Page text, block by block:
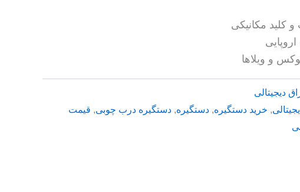
کلید مکانیکی
و ویلاها
دیجیتالی
, خرید دستگیره, دستگیره, دستگیره درب چوبی, قیمت